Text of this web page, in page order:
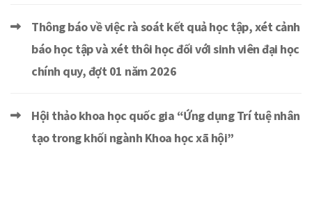
Thông báo về việc rà soát kết quả học tập, xét cảnh
báo học tập và xét thôi học đối với sinh viên đại học
chính quy, đợt 01 năm 2026
Hội thảo khoa học quốc gia “Ứng dụng Trí tuệ nhân
tạo trong khối ngành Khoa học xã hội”